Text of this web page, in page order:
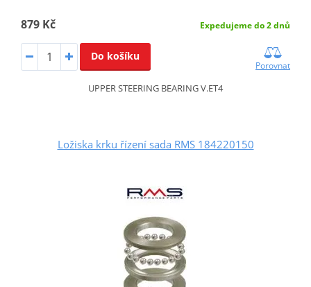
879 Kč Expedujeme do 2 dnů
Do košíku
Porovnat
UPPER STEERING BEARING V.ET4
Ložiska krku řízení sada RMS 184220150